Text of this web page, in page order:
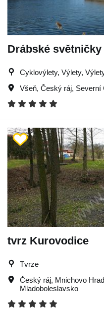
Drábské
Cyklovýlety, Výlety,
Všeň, Český ráj, Severní
tvrz Kurovodice
Tvrze
Český ráj, Mnichovo
Mladoboleslavsko